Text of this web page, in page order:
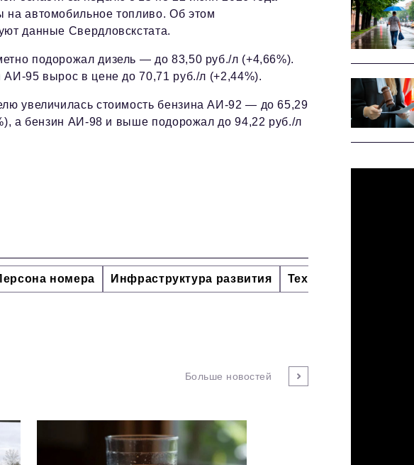
на автомобильное топливо. Об этом
данные Свердловскстата.
подорожал дизель — до 83,50 руб./л (+4,66%).
АИ-95 вырос в цене до 70,71 руб./л (+2,44%).
увеличилась стоимость бензина АИ-92 — до 65,29
а бензин АИ-98 и выше подорожал до 94,22 руб./л
номера Инфраструктура развития Технологии и тренды
Больше новостей